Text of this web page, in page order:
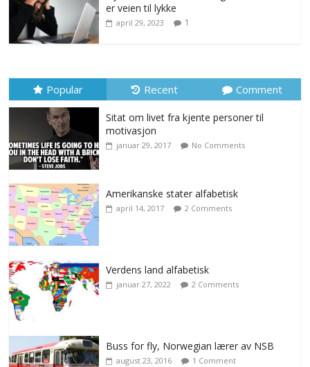
er veien til lykke
april 29, 2023 1
Popular Recent Comment
Sitat om livet fra kjente personer til
motivasjon
januar 29, 2017 No Comments
Amerikanske stater alfabetisk
april 14, 2017 2 Comments
Verdens land alfabetisk
januar 27, 2022 2 Comments
Buss for fly, Norwegian lærer av NSB
august 23, 2016 1 Comment